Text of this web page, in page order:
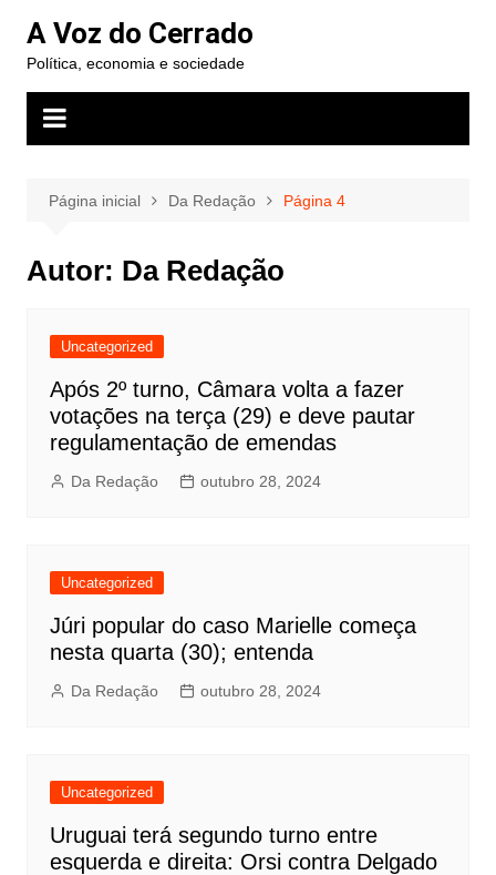
para
conteúdo
A Voz do Cerrado
Política, economia e sociedade
Página inicial Da Redação Página 4
Autor: Da Redação
Uncategorized
Após 2º turno, Câmara volta a fazer
votações na terça (29) e deve pautar
regulamentação de emendas
Da Redação outubro 28, 2024
Uncategorized
Júri popular do caso Marielle começa
nesta quarta (30); entenda
Da Redação outubro 28, 2024
Uncategorized
Uruguai terá segundo turno entre
esquerda e direita: Orsi contra Delgado